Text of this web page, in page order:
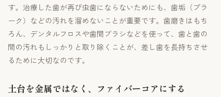
す。治療した歯が再び虫歯にならないためにも、歯垢（プラ
ーク）などの汚れを溜めないことが重要です。歯磨きはもち
ろん、デンタルフロスや歯間ブラシなどを使って、歯と歯の
間の汚れもしっかりと取り除くことが、差し歯を長持ちさせ
るために大切なのです。
土台を金属ではなく、ファイバーコアにする